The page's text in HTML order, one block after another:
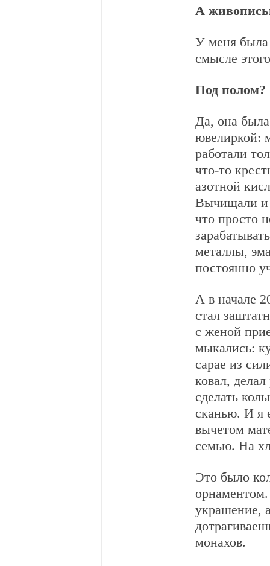
А
У меня была
смысле
Под полом?
Да, она
ювелиркой:
работали
что-то
азотной
Вычищали и
что просто
металлы,
постоянно
А в начале
стал
с женой
мыкались:
сарае из
ковал,
сделать
сканью. И я
вычетом
семью. На
Это было
украшение,
монахов.